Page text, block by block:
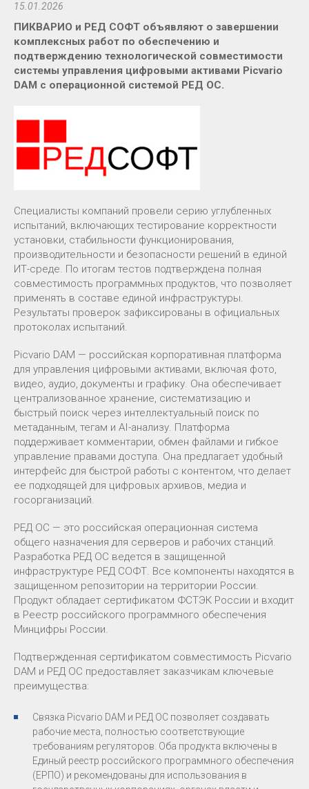
15.01.2026
ПИКВАРИО и РЕД СОФТ объявляют о завершении
комплексных работ по обеспечению и
подтверждению технологической совместимости
системы управления цифровыми активами Picvario
DAM с операционной системой РЕД ОС.
Специалисты компаний провели серию углубленных
испытаний, включающих тестирование корректности
установки, стабильности функционирования,
производительности и безопасности решений в единой
ИТ-среде. По итогам тестов подтверждена полная
совместимость программных продуктов, что позволяет
применять в составе единой инфраструктуры.
Результаты проверок зафиксированы в официальных
протоколах испытаний.
Picvario DAM — российская корпоративная платформа
для управления цифровыми активами, включая фото,
видео, аудио, документы и графику. Она обеспечивает
централизованное хранение, систематизацию и
быстрый поиск через интеллектуальный поиск по
метаданным, тегам и AI-анализу. Платформа
поддерживает комментарии, обмен файлами и гибкое
управление правами доступа. Она предлагает удобный
интерфейс для быстрой работы с контентом, что делает
ее подходящей для цифровых архивов, медиа и
госорганизаций.
РЕД ОС — это российская операционная система
общего назначения для серверов и рабочих станций.
Разработка РЕД ОС ведется в защищенной
инфраструктуре РЕД СОФТ. Все компоненты находятся в
защищенном репозитории на территории России.
Продукт обладает сертификатом ФСТЭК России и входит
в Реестр российского программного обеспечения
Минцифры России.
Подтвержденная сертификатом совместимость Picvario
DAM и РЕД ОС предоставляет заказчикам ключевые
преимущества:
Связка Picvario DAM и РЕД ОС позволяет создавать
рабочие места, полностью соответствующие
требованиям регуляторов. Оба продукта включены в
Единый реестр российского программного обеспечения
(ЕРПО) и рекомендованы для использования в